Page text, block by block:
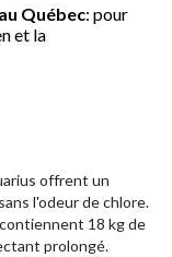
Québec: pour
et la
offrent un
l'odeur de chlore.
18 kg de
prolongé.